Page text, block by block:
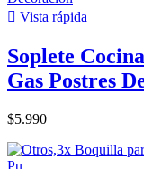
 Vista rápida
Soplete
Gas Postres
$5.990